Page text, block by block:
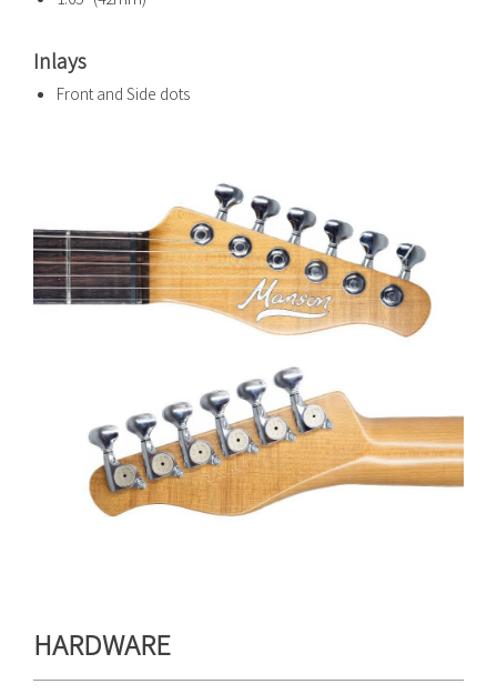
Inlays
Front and Side dots
HARDWARE